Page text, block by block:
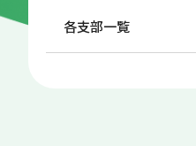
各支部一覧